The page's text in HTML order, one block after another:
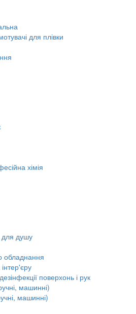
для плівки
хімія
душу
обладнання
поверхонь і рук
машинні)
машинні)